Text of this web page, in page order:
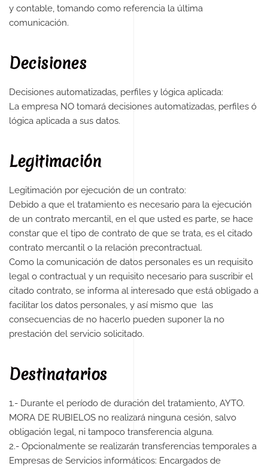
y contable, tomando como referencia la última
comunicación.
Decisiones
Decisiones automatizadas, perfiles y lógica aplicada:
La empresa NO tomará decisiones automatizadas, perfiles ó
lógica aplicada a sus datos.
Legitimación
Legitimación por ejecución de un contrato:
Debido a que el tratamiento es necesario para la ejecución
de un contrato mercantil, en el que usted es parte, se hace
constar que el tipo de contrato de que se trata, es el citado
contrato mercantil o la relación precontractual.
Como la comunicación de datos personales es un requisito
legal o contractual y un requisito necesario para suscribir el
citado contrato, se informa al interesado que está obligado a
facilitar los datos personales, y así mismo que las
consecuencias de no hacerlo pueden suponer la no
prestación del servicio solicitado.
Destinatarios
1.- Durante el período de duración del tratamiento, AYTO.
MORA DE RUBIELOS no realizará ninguna cesión, salvo
obligación legal, ni tampoco transferencia alguna.
2.- Opcionalmente se realizarán transferencias temporales a
Empresas de Servicios informáticos: Encargados de